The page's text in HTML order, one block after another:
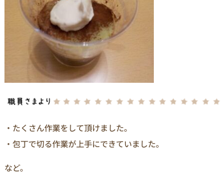
・たくさん作業をして頂けました。
・包丁で切る作業が上手にできていました。
など。